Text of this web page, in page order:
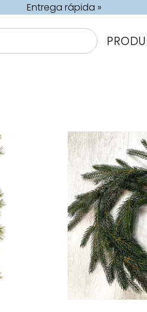
Entrega rápida »